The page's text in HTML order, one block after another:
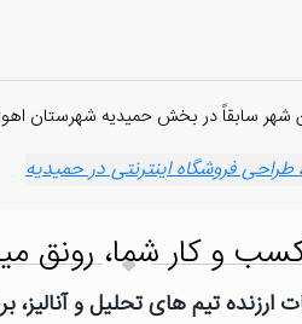
اهواز قرار گرفته بود و در سال ۱۳۸۵،
فروشگاه اینترنتی در حمیدیه
و کار شما، رونق
ارزنده تیم های تحلیل و